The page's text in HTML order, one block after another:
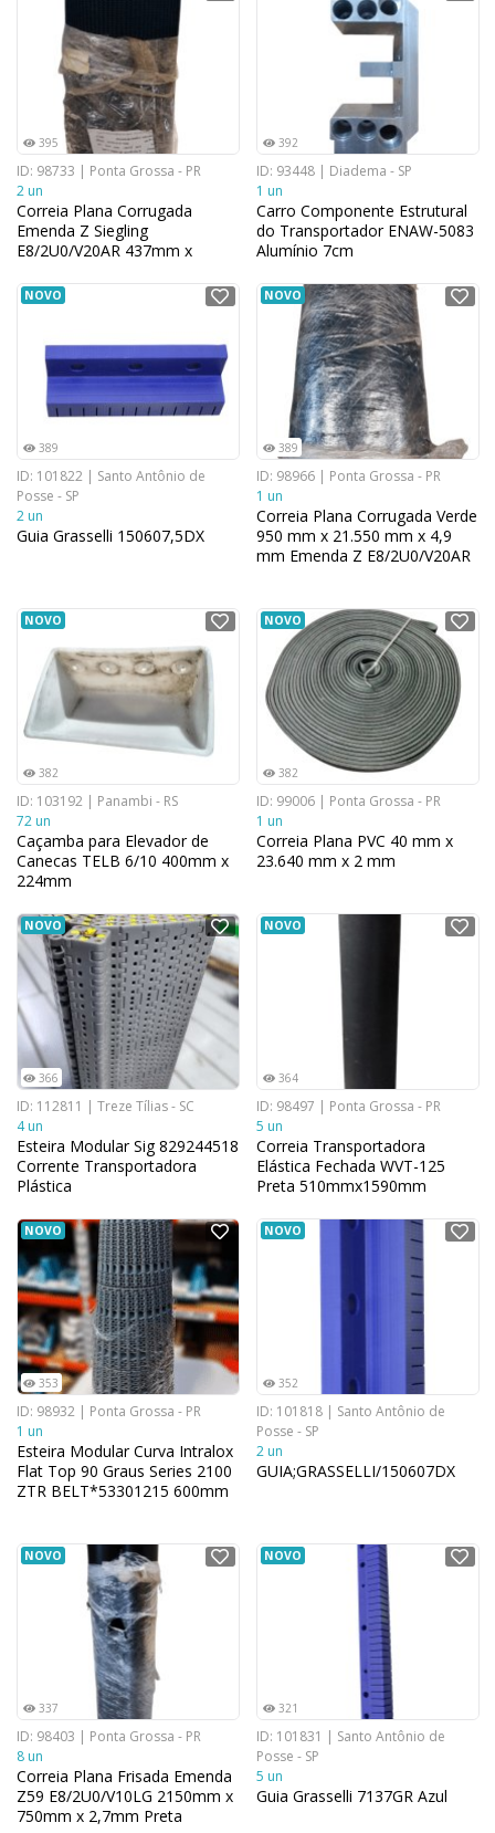
395
ID: 98733 | Ponta Grossa - PR
2 un
Correia Plana Corrugada
Emenda Z Siegling
E8/2U0/V20AR 437mm x
392
ID: 93448 | Diadema - SP
1 un
Carro Componente Estrutural
do Transportador ENAW-5083
Alumínio 7cm
NOVO
389
ID: 101822 | Santo Antônio de
Posse - SP
2 un
Guia Grasselli 150607,5DX
NOVO
389
ID: 98966 | Ponta Grossa - PR
1 un
Correia Plana Corrugada Verde
950 mm x 21.550 mm x 4,9
mm Emenda Z E8/2U0/V20AR
NOVO
382
ID: 103192 | Panambi - RS
72 un
Caçamba para Elevador de
Canecas TELB 6/10 400mm x
224mm
NOVO
382
ID: 99006 | Ponta Grossa - PR
1 un
Correia Plana PVC 40 mm x
23.640 mm x 2 mm
NOVO
366
ID: 112811 | Treze Tílias - SC
4 un
Esteira Modular Sig 829244518
Corrente Transportadora
Plástica
NOVO
364
ID: 98497 | Ponta Grossa - PR
5 un
Correia Transportadora
Elástica Fechada WVT-125
Preta 510mmx1590mm
NOVO
353
ID: 98932 | Ponta Grossa - PR
1 un
Esteira Modular Curva Intralox
Flat Top 90 Graus Series 2100
ZTR BELT*53301215 600mm
NOVO
352
ID: 101818 | Santo Antônio de
Posse - SP
2 un
GUIA;GRASSELLI/150607DX
NOVO
337
ID: 98403 | Ponta Grossa - PR
8 un
Correia Plana Frisada Emenda
Z59 E8/2U0/V10LG 2150mm x
750mm x 2,7mm Preta
NOVO
321
ID: 101831 | Santo Antônio de
Posse - SP
5 un
Guia Grasselli 7137GR Azul